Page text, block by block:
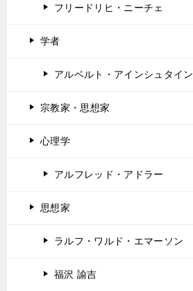
フリードリヒ・ニーチェ
学者
アルベルト・アインシュタイン
宗教家・思想家
心理学
アルフレッド・アドラー
思想家
ラルフ・ワルド・エマーソン
福沢 諭吉